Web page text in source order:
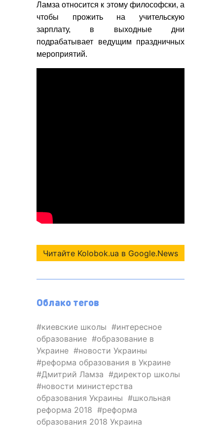
Ламза относится к этому философски, а
чтобы прожить на учительскую
зарплату, в выходные дни
подрабатывает ведущим праздничных
мероприятий.
Читайте Kolobok.ua в Google.News
Облако тегов
киевские школы
интересное
образование
образование в
Украине
новости Украины
реформа образования в Украине
Дмитрий Ламза
директор школы
новости министерства
образования Украины
школьная
реформа 2018
реформа
образования 2018 Украина